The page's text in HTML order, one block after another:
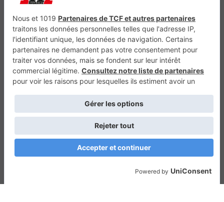
Génération Electrique Génération Sans Permis VTTAE.fr FullAttack
Retour en haut
Depuis 2010 - Un magazine duGroupe CPPRESSE